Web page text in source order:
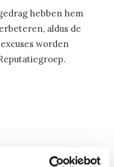
hebben hem
aldus de
worden